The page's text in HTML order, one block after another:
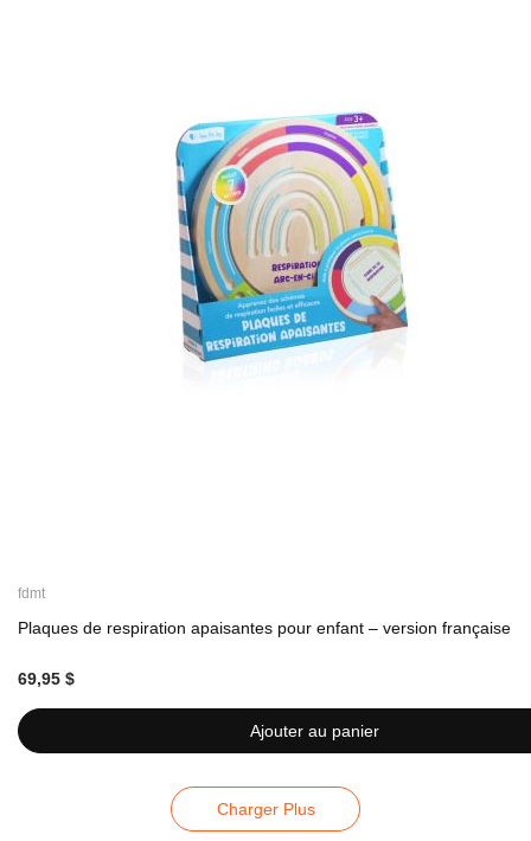
Ajouter au panier
fdmt
Plaques de respiration apaisantes pour enfant – version française
69,95 $
Charger Plus